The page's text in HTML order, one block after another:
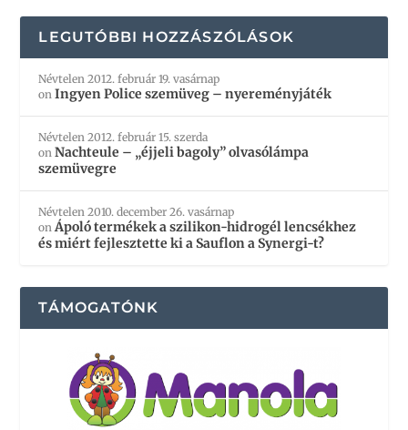
LEGUTÓBBI HOZZÁSZÓLÁSOK
Névtelen 2012. február 19. vasárnap
onIngyen Police szemüveg – nyereményjáték
Névtelen 2012. február 15. szerda
onNachteule – „éjjeli bagoly” olvasólámpa
szemüvegre
Névtelen 2010. december 26. vasárnap
onÁpoló termékek a szilikon-hidrogél lencsékhez
és miért fejlesztette ki a Sauflon a Synergi-t?
TÁMOGATÓNK